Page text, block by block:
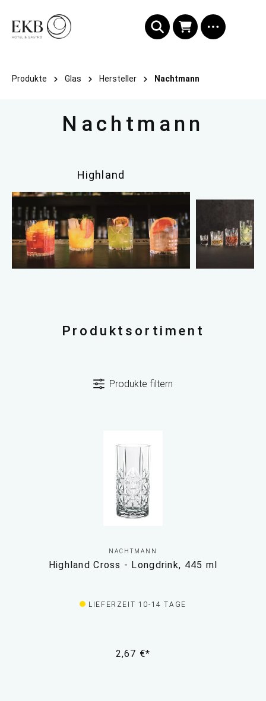
Produkte Glas Hersteller Nachtmann
Nachtmann
Highland
Produktsortiment
Produkte filtern
NACHTMANN
Highland Cross - Longdrink, 445 ml
LIEFERZEIT 10-14 TAGE
2,67 €*